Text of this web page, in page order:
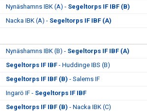
Nynäshamns IBK (A) - Segeltorps IF IBF (B)
Nacka IBK (A) - Segeltorps IF IBF (A)
Nynäshamns IBK (B) - Segeltorps IF IBF (A)
Segeltorps IF IBF - Huddinge IBS (B)
Segeltorps IF IBF (B) - Salems IF
Ingarö IF - Segeltorps IF IBF
Segeltorps IF IBF (B) - Nacka IBK (C)